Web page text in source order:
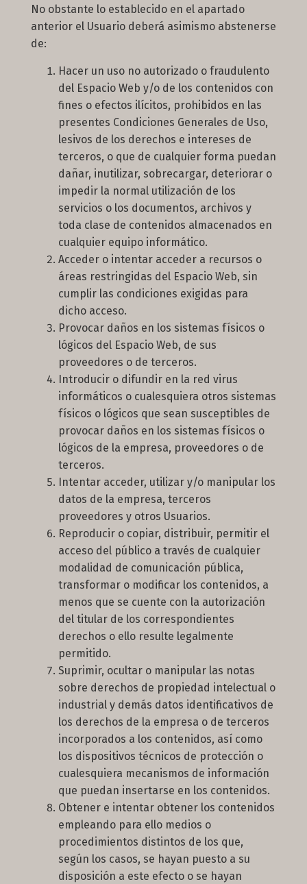
No obstante lo establecido en el apartado
anterior el Usuario deberá asimismo abstenerse
de:
Hacer un uso no autorizado o fraudulento
del Espacio Web y/o de los contenidos con
fines o efectos ilícitos, prohibidos en las
presentes Condiciones Generales de Uso,
lesivos de los derechos e intereses de
terceros, o que de cualquier forma puedan
dañar, inutilizar, sobrecargar, deteriorar o
impedir la normal utilización de los
servicios o los documentos, archivos y
toda clase de contenidos almacenados en
cualquier equipo informático.
Acceder o intentar acceder a recursos o
áreas restringidas del Espacio Web, sin
cumplir las condiciones exigidas para
dicho acceso.
Provocar daños en los sistemas físicos o
lógicos del Espacio Web, de sus
proveedores o de terceros.
Introducir o difundir en la red virus
informáticos o cualesquiera otros sistemas
físicos o lógicos que sean susceptibles de
provocar daños en los sistemas físicos o
lógicos de la empresa, proveedores o de
terceros.
Intentar acceder, utilizar y/o manipular los
datos de la empresa, terceros
proveedores y otros Usuarios.
Reproducir o copiar, distribuir, permitir el
acceso del público a través de cualquier
modalidad de comunicación pública,
transformar o modificar los contenidos, a
menos que se cuente con la autorización
del titular de los correspondientes
derechos o ello resulte legalmente
permitido.
Suprimir, ocultar o manipular las notas
sobre derechos de propiedad intelectual o
industrial y demás datos identificativos de
los derechos de la empresa o de terceros
incorporados a los contenidos, así como
los dispositivos técnicos de protección o
cualesquiera mecanismos de información
que puedan insertarse en los contenidos.
Obtener e intentar obtener los contenidos
empleando para ello medios o
procedimientos distintos de los que,
según los casos, se hayan puesto a su
disposición a este efecto o se hayan